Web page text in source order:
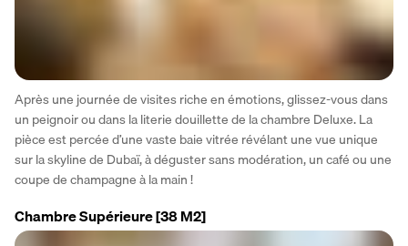
Après une journée de visites riche en émotions, glissez-vous dans
un peignoir ou dans la literie douillette de la chambre Deluxe. La
pièce est percée d’une vaste baie vitrée révélant une vue unique
sur la skyline de Dubaï, à déguster sans modération, un café ou une
coupe de champagne à la main !
Chambre Supérieure[38 M2]